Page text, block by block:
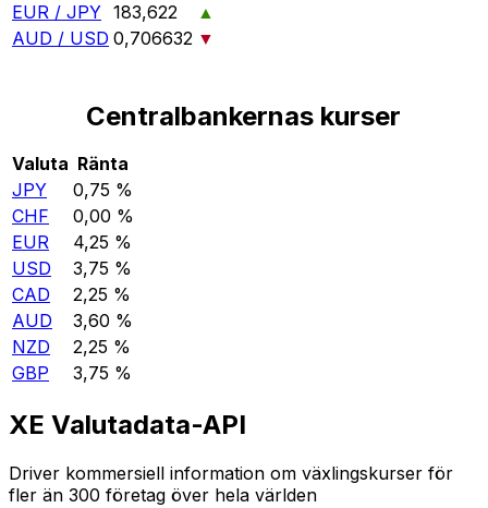
EUR / JPY 183,622
▲
AUD / USD 0,706632 ▼
Centralbankernas kurser
Valuta Ränta
JPY
0,75 %
CHF
0,00 %
EUR
4,25 %
USD
3,75 %
CAD
2,25 %
AUD
3,60 %
NZD
2,25 %
GBP
3,75 %
XE Valutadata-API
Driver kommersiell information om växlingskurser för
fler än 300 företag över hela världen